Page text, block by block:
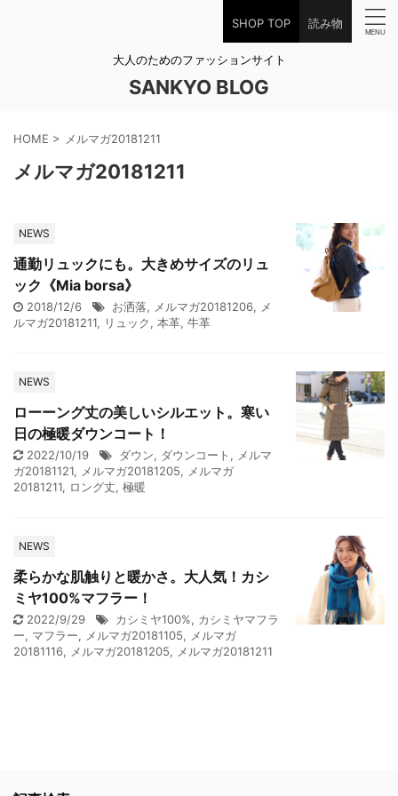
SHOP TOP 読み物
大人のためのファッションサイト
SANKYO BLOG
HOME > メルマガ20181211
メルマガ20181211
NEWS
通勤リュックにも。大きめサイズのリュ
ック《Mia borsa》
2018/12/6 お洒落, メルマガ20181206, メ
ルマガ20181211, リュック, 本革, 牛革
NEWS
ローーング丈の美しいシルエット。寒い
日の極暖ダウンコート！
2022/10/19 ダウン, ダウンコート , メルマ
ガ20181121, メルマガ20181205, メルマガ
20181211, ロング丈, 極暖
NEWS
柔らかな肌触りと暖かさ。大人気！カシ
ミヤ100%マフラー！
2022/9/29 カシミヤ100%, カシミヤマフラ
ー, マフラー, メルマガ20181105, メルマガ
20181116, メルマガ20181205, メルマガ20181211